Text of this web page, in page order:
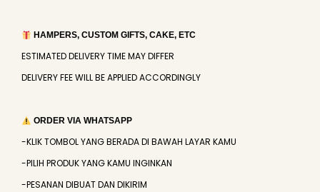
HAMPERS, CUSTOM GIFTS, CAKE, ETC
ESTIMATED DELIVERY TIME MAY DIFFER
DELIVERY FEE WILL BE APPLIED ACCORDINGLY
ORDER VIA WHATSAPP
-KLIK TOMBOL YANG BERADA DI BAWAH LAYAR KAMU
-PILIH PRODUK YANG KAMU INGINKAN
-PESANAN DIBUAT DAN DIKIRIM